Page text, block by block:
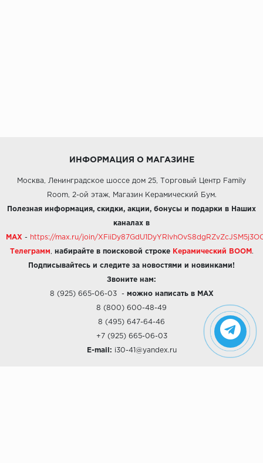
ИНФОРМАЦИЯ О МАГАЗИНЕ
Москва, Ленинградское шоссе дом 25, Торговый Центр Family
Room, 2-ой этаж, Магазин Керамический Бум.
Полезная информация, скидки, акции, бонусы и подарки в Наших
каналах в
MAX - https://max.ru/join/
Телеграмм набирайте в поисковой строке Керамический BOOM .
Подписывайтесь и следите за новостями и новинками!
Звоните нам:
8 (925) 665-06-03- можно написать в MAX
8 (800) 600-48-49
8 (495) 647-64-46
+7 (925) 665-06-03
E-mail: i30-41@yandex.ru